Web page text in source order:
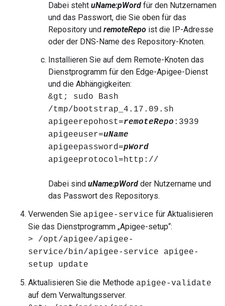
Dabei steht uName:pWord für den Nutzernamen
und das Passwort, die Sie oben für das
Repository und remoteRepo ist die IP-Adresse
oder der DNS-Name des Repository-Knoten.
Installieren Sie auf dem Remote-Knoten das
Dienstprogramm für den Edge-Apigee-Dienst
und die Abhängigkeiten:
&gt; sudo Bash
/tmp/bootstrap_4.17.09.sh
apigeerepohost=remoteRepo :3939
apigeeuser=uName
apigeepassword=pWord
apigeeprotocol=http://
Dabei sind uName:pWord der Nutzername und
das Passwort des Repositorys.
Verwenden Sie apigee-service für Aktualisieren
Sie das Dienstprogramm „Apigee-setup“:
> /opt/apigee/apigee-
service/bin/apigee-service apigee-
setup update
Aktualisieren Sie die Methode apigee-validate
auf dem Verwaltungsserver.